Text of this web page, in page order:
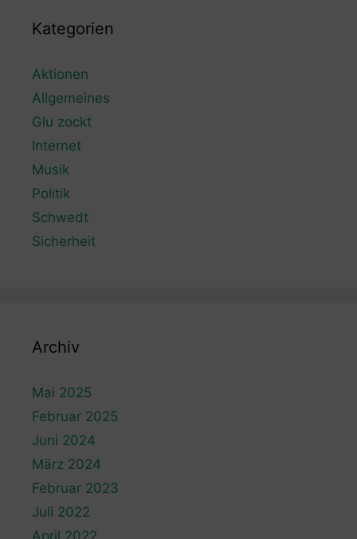
Kategorien
Aktionen
Allgemeines
Glu zockt
Internet
Musik
Politik
Schwedt
Sicherheit
Archiv
Mai 2025
Februar 2025
Juni 2024
März 2024
Februar 2023
Juli 2022
April 2022